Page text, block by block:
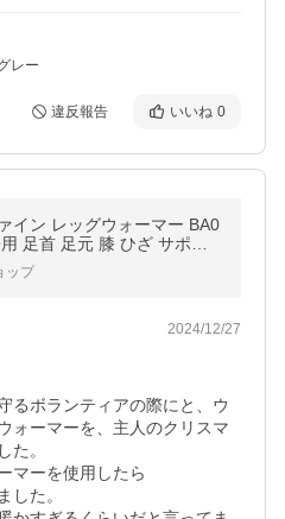
レー
違反報告 いいね 0
イン レッグウォーマー BA0
元 膝 ひざ サポー
え 夏用 冬用 保湿 遠赤保温
イン
ップ
2024/12/27
るボランティアの際にと、ウ
ォーマーを、主人のクリスマ
た。
マーを使用したら
した。